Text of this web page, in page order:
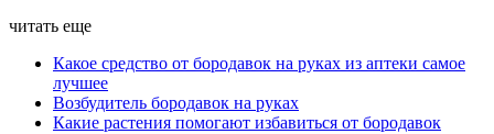
читать еще
Какое средство от бородавок на руках из аптеки самое
лучшее
Возбудитель бородавок на руках
Какие растения помогают избавиться от бородавок